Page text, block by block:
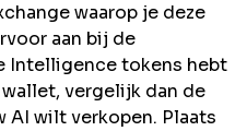
waarop je deze
aan bij de
Intelligence tokens hebt
vergelijk dan de
AI wilt verkopen. Plaats